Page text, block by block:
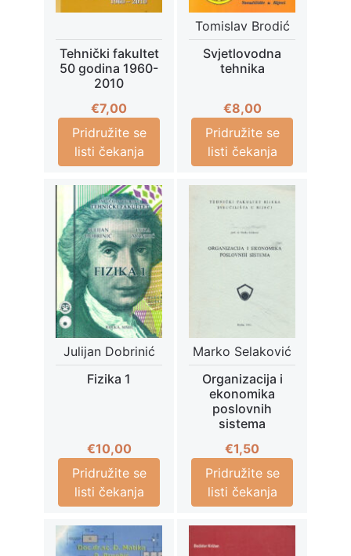
Tehnički fakultet
50 godina 1960-
2010
€7,00
Pridružite se
listi čekanja
Tomislav Brodić
Svjetlovodna
tehnika
€8,00
Pridružite se
listi čekanja
Julijan Dobrinić
Fizika 1
€10,00
Pridružite se
listi čekanja
Marko Selaković
Organizacija i
ekonomika
poslovnih
sistema
€1,50
Pridružite se
listi čekanja